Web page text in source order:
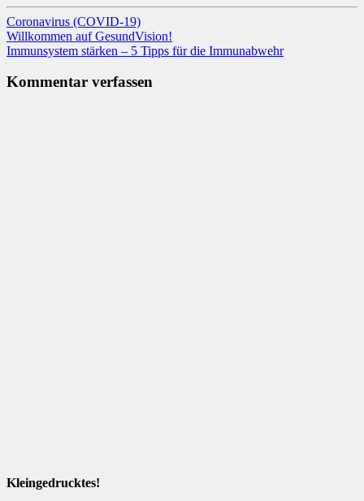
Kategorien
Coronavirus (COVID-19)
Willkommen auf GesundVision!
Immunsystem stärken – 5 Tipps für die Immunabwehr
Kommentar verfassen
Kleingedrucktes!